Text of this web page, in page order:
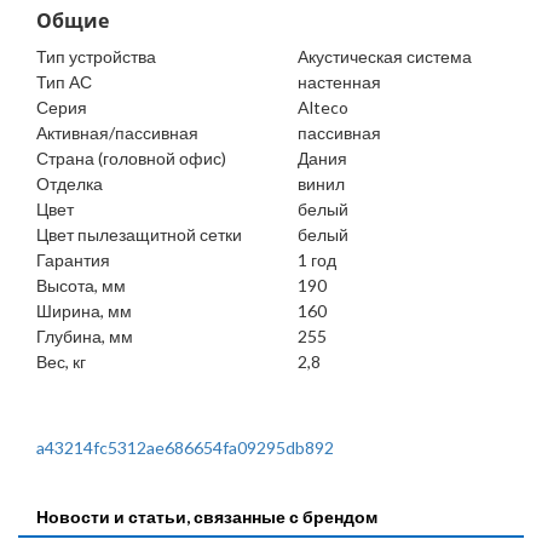
Общие
Тип устройства
Акустическая система
Тип АС
настенная
Серия
Alteco
Активная/пассивная
пассивная
Страна (головной офис)
Дания
Отделка
винил
Цвет
белый
Цвет пылезащитной сетки
белый
Гарантия
1 год
Высота, мм
190
Ширина, мм
160
Глубина, мм
255
Вес, кг
2,8
a43214fc5312ae686654fa09295db892
Новости и статьи, связанные с брендом